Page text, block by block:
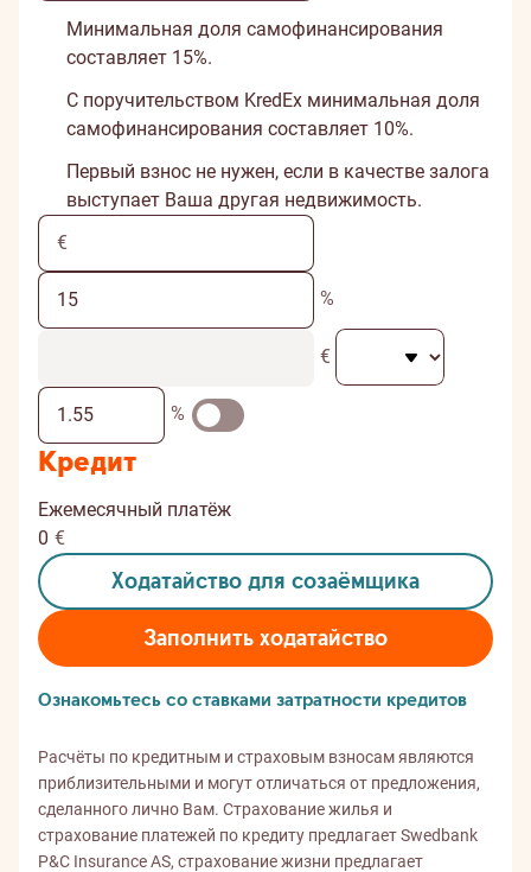
Минимальная доля самофинансирования
составляет 15%.
С поручительством KredEx минимальная доля
самофинансирования составляет 10%.
Первый взнос не нужен, если в качестве залога
выступает Ваша другая недвижимость.
%
€
%
Кредит
Ежемесячный платёж
0 €
Ходатайство для созаёмщика
Заполнить ходатайство
Ознакомьтесь со ставками затратности кредитов
Расчёты по кредитным и страховым взносам являются
приблизительными и могут отличаться от предложения,
сделанного лично Вам. Страхование жилья и
страхование платежей по кредиту предлагает Swedbank
P&C Insurance AS, страхование жизни предлагает